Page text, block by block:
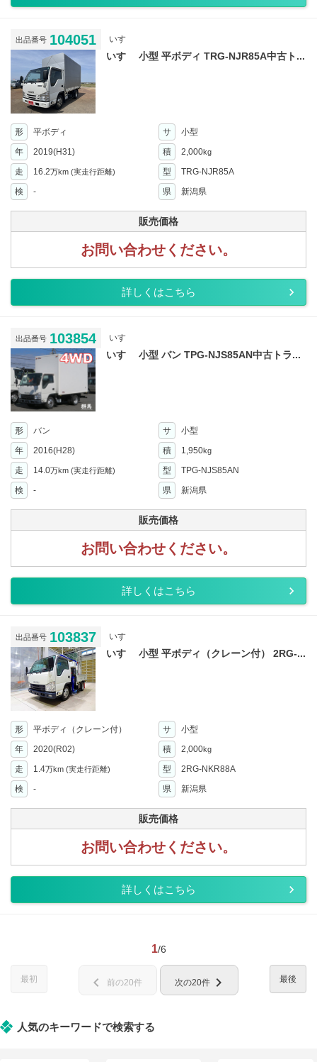
出品番号 104051 いすゞ
いすゞ 小型 平ボディ TRG-NJR85A中古ト...
形 平ボディ サ
小型
年
2019(H31) 積 2,000kg
走 16.2万km (実走行距離) 型
TRG-NJR85A
検
- 県 新潟県
販売価格
お問い合わせください。
詳しくはこちら
出品番号 103854 いすゞ
いすゞ 小型 バン TPG-NJS85AN中古トラ...
形 バン サ
小型
年
2016(H28) 積 1,950kg
走 14.0万km (実走行距離) 型
TPG-NJS85AN
検
- 県 新潟県
販売価格
お問い合わせください。
詳しくはこちら
出品番号 103837 いすゞ
いすゞ 小型 平ボディ（クレーン付） 2RG-...
形 平ボディ（クレーン付） サ
小型
年
2020(R02) 積 2,000kg
走 1.4万km (実走行距離) 型
2RG-NKR88A
検
- 県 新潟県
販売価格
お問い合わせください。
詳しくはこちら
1/6
最初 最後
chevron_left 前の20件 次の20件 chevron_right
人気のキーワードで検索する